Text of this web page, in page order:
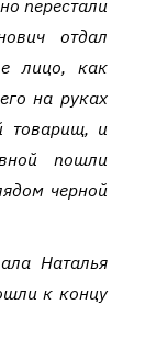
перестали
отдал
лицо, как
на руках
товарищ, и
пошли
черной
Наталья
к концу